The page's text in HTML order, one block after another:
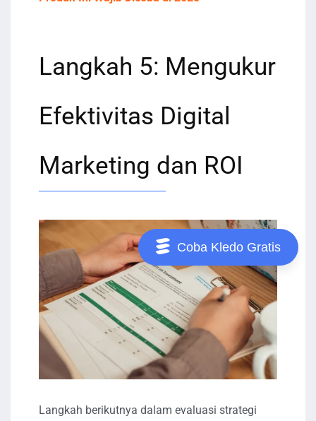
Langkah 5: Mengukur
Efektivitas Digital
Marketing dan ROI
Langkah berikutnya dalam evaluasi strategi
Coba Kledo Gratis